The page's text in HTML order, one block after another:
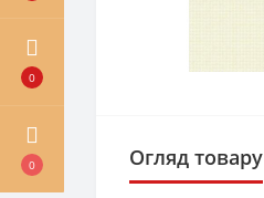
0
0 Огляд товару